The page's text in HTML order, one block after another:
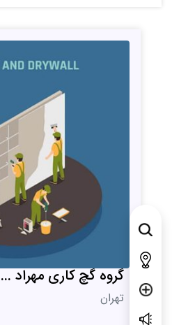
گروه گچ کاری مهراد ...
تهران